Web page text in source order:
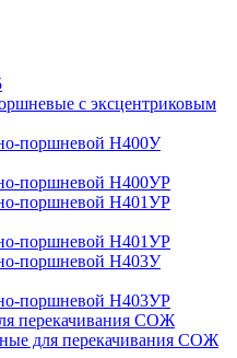
с эксцентриковым
поршневой Н400У
поршневой Н400УР
поршневой Н401УР
поршневой Н401УР
поршневой Н403У
поршневой Н403УР
перекачивания СОЖ
для перекачивания СОЖ